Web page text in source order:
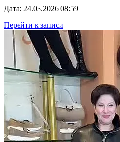
Дата: 24.03.2026 08:59
Перейти к записи